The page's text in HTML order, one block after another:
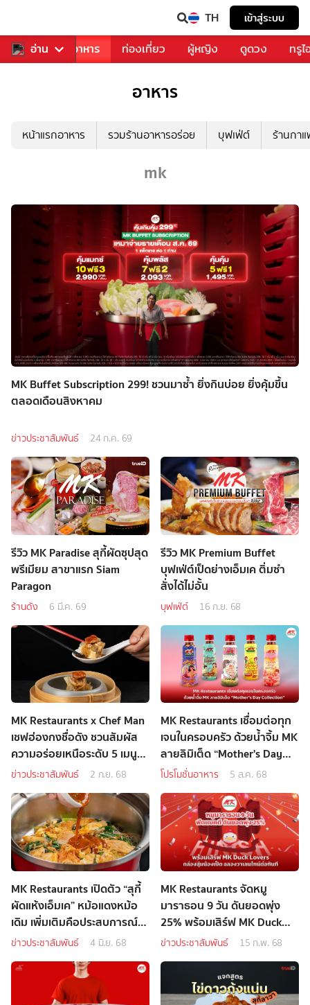
TH เข้าสู่ระบบ
อ่าน
การเพลง อาหาร ท่องเที่ยว ผู้หญิง ดูดวง ทรู
อาหาร
หน้าแรกอาหาร รวมร้านอาหารอร่อย บุฟเฟ่ต์ ร้านกา
mk
MK Buffet Subscription 299! ชวนมาซ้ำ ยิ่งกินบ่อย ยิ่งคุ้มขึ้น
ตลอดเดือนสิงหาคม
ข่าวประชาสัมพันธ์ 24 ก.ค. 69
รีวิว MK Paradise สุกี้ผัดซุปสุด
พรีเมียม สาขาแรก Siam
Paragon
ร้านดัง 6 มี.ค. 69
รีวิว MK Premium Buffet
บุฟเฟ่ต์เป็ดย่างเอ็มเค ติ่มซำ
สั่งได้ไม่อั้น
บุฟเฟ่ต์ 16 ก.ย. 68
MK Restaurants x Chef Man
เชฟฮ่องกงชื่อดัง ชวนสัมผัส
ความอร่อยเหนือระดับ 5 เมนู
พิเศษ
ข่าวประชาสัมพันธ์ 2 ก.ย. 68
MK Restaurants เชื่อมต่อทุก
เจนในครอบครัว ด้วยน้ำจิ้ม MK
ลายลิมิเต็ด “Mother's Day
Collection”
โปรโมชั่นอาหาร 5 ส.ค. 68
MK Restaurants เปิดตัว “สุกี้
ผัดแห้งเอ็มเค” หม้อแดงหม้อ
เดิม เพิ่มเติมคือประสบการณ์
ใหม่
ข่าวประชาสัมพันธ์ 4 มิ.ย. 68
MK Restaurants จัดหมู
มาราธอน 9 วัน ดันยอดพุ่ง
25% พร้อมเสิร์ฟ MK Duck
Lovers กล่องสุ่มน้องเป็ด
ข่าวประชาสัมพันธ์ 15 ก.พ. 68